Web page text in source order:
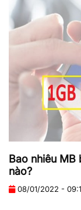
Bao nhiêu MB
nào?
08/01/2022 -